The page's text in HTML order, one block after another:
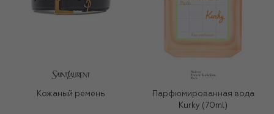
Кожаный ремень
Парфюмированная вода
Kurky (70ml)